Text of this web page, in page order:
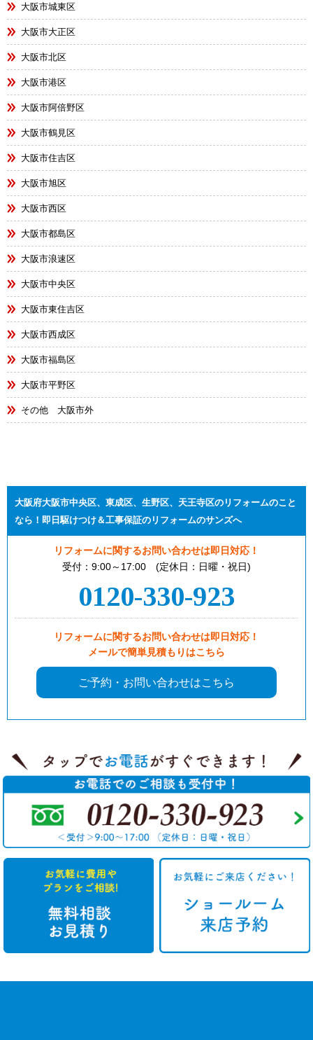
大阪市城東区
大阪市大正区
大阪市北区
大阪市港区
大阪市阿倍野区
大阪市鶴見区
大阪市住吉区
大阪市旭区
大阪市西区
大阪市都島区
大阪市浪速区
大阪市中央区
大阪市東住吉区
大阪市西成区
大阪市福島区
大阪市平野区
その他 大阪市外
大阪府大阪市中央区、東成区、生野区、天王寺区のリフォームのこと
なら！即日駆けつけ＆工事保証のリフォームのサンズへ
リフォームに関するお問い合わせは即日対応！
受付：9:00～17:00 (定休日：日曜・祝日)
0120-330-923
リフォームに関するお問い合わせは即日対応！
メールで簡単見積もりはこちら
ご予約・お問い合わせはこちら